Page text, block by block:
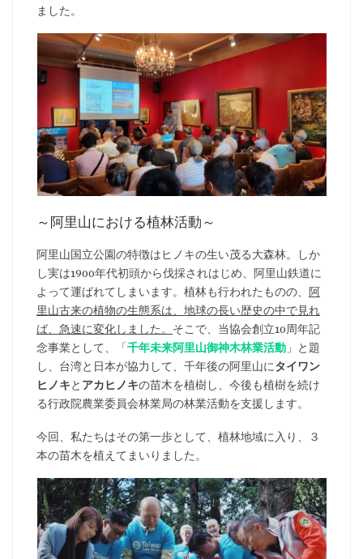
ました。
～阿里山における植林活動～
阿里山国立公園の特徴はヒノキの生い茂る大森林。しか
し実は1900年代初頭から伐採されはじめ、阿里山鉄道に
よって運ばれてしまいます。植林も行われたものの、
阿
里山古来の植物の生態系は、地球の長い歴史の中で見れ
ば、急速に変化しました。 そこで、当協会創立10周年記
念事業として、「千年未来阿里山御神木林業活動 」と題
し、台湾と日本が協力して、千年後の阿里山にタイワン
ヒノキと アカヒノキの苗木を植樹し、今後も植樹を続け
る行政院農業委員会林業局の林業活動を支援します。
今回、私たちはその第一歩として、植林地域に入り、３
本の苗木を植えてまいりました。